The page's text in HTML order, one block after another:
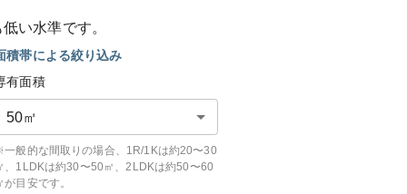
低い水準です。
積帯による絞り込み
有面積
50㎡
般的な間取りの場合、1R/1Kは約20〜30
、1LDKは約30〜50㎡、2LDKは約50〜60
が目安です。